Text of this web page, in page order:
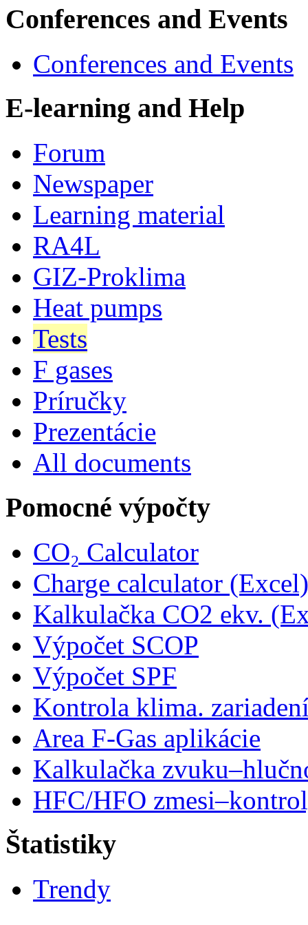
Conferences and Events
Conferences and Events
E-learning and Help
Forum
Newspaper
Learning material
RA4L
GIZ-Proklima
Heat pumps
Tests
F gases
Príručky
Prezentácie
All documents
Pomocné výpočty
CO₂ Calculator
Charge calculator (Excel)
Kalkulačka CO2 ekv.
Výpočet SCOP
Výpočet SPF
Kontrola klima.
Area F-Gas aplikácie
Kalkulačka
HFC/HFO
Štatistiky
Trendy